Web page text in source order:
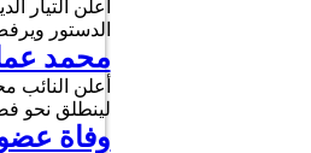
الدستور
محمد
أعلن النائب
لينطلق نحو
وفاة